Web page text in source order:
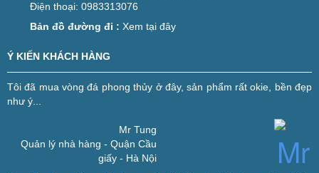
Điện thoại: 0983313076
Bản đồ đường đi : Xem tại đây
Ý KIẾN KHÁCH HÀNG
Tôi đã mua vòng đá phong thủy ở đây, sản phẩm rất okie, bền đẹp
như ý...
Mr Tung
Quản lý nhà hàng - Quận Cầu
giấy - Hà Nội